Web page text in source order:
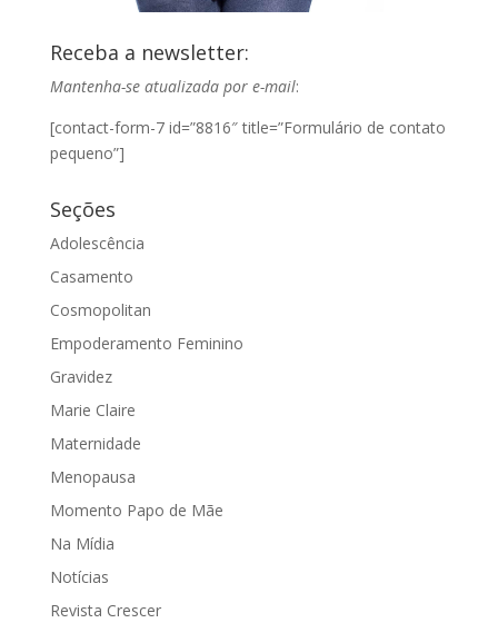
Receba a newsletter:
Mantenha-se atualizada por e-mail:
[contact-form-7 id=”8816″ title=”Formulário de contato
pequeno”]
Seções
Adolescência
Casamento
Cosmopolitan
Empoderamento Feminino
Gravidez
Marie Claire
Maternidade
Menopausa
Momento Papo de Mãe
Na Mídia
Notícias
Revista Crescer